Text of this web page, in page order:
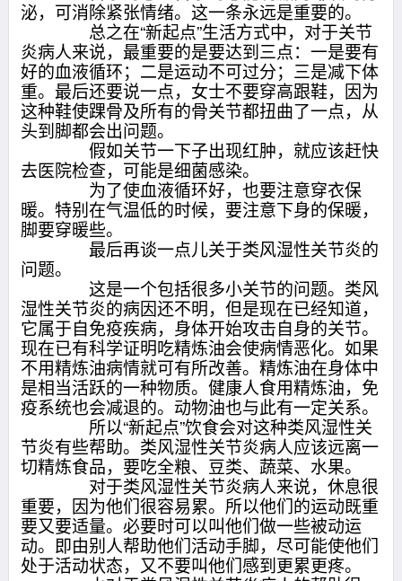
泌，可消除紧张情绪。这一条永远是重要的。
总之在“新起点”生活方式中，对于关节
炎病人来说，最重要的是要达到三点：一是要有
好的血液循环；二是运动不可过分；三是减下体
重。最后还要说一点，女士不要穿高跟鞋，因为
这种鞋使踝骨及所有的骨关节都扭曲了一点，从
头到脚都会出问题。
假如关节一下子出现红肿，就应该赶快
去医院检查，可能是细菌感染。
为了使血液循环好，也要注意穿衣保
暖。特别在气温低的时候，要注意下身的保暖，
脚要穿暖些。
最后再谈一点儿关于类风湿性关节炎的
问题。
这是一个包括很多小关节的问题。类风
湿性关节炎的病因还不明，但是现在已经知道，
它属于自免疫疾病，身体开始攻击自身的关节。
现在已有科学证明吃精炼油会使病情恶化。如果
不用精炼油病情就可有所改善。精炼油在身体中
是相当活跃的一种物质。健康人食用精炼油，免
疫系统也会减退的。动物油也与此有一定关系。
所以“新起点”饮食会对这种类风湿性关
节炎有些帮助。类风湿性关节炎病人应该远离一
切精炼食品，要吃全粮、豆类、蔬菜、水果。
对于类风湿性关节炎病人来说，休息很
重要，因为他们很容易累。所以他们的运动既重
要又要适量。必要时可以叫他们做一些被动运
动。即由别人帮助他们活动手脚，尽可能使他们
处于活动状态，又不要叫他们感到更累更疼。